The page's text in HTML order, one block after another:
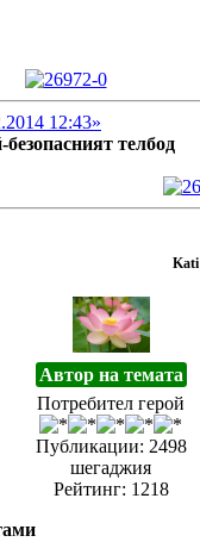
12:43»
телбод
Kati
Автор на темата
Потребител герой
Публикации: 2498
шегаджия
Рейтинг: 1218